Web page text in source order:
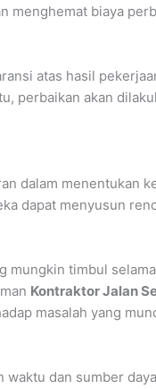
menghemat biaya
atas hasil
perbaikan akan
dalam menentukan
dapat menyusun
timbul
Kontraktor Jalan
masalah yang
dan sumber